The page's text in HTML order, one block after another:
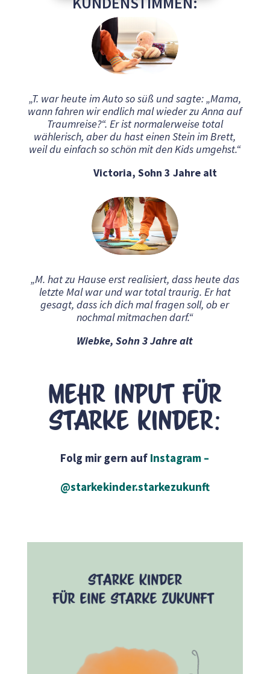
„T. war heute im Auto so süß und sagte: „Mama,
wann fahren wir endlich mal wieder zu Anna auf
Traumreise?“. Er ist normalerweise total
wählerisch, aber du hast einen Stein im Brett,
weil du einfach so schön mit den Kids umgehst.“
Victoria, Sohn 3 Jahre alt
„M. hat zu Hause erst realisiert, dass heute das
letzte Mal war und war total traurig. Er hat
gesagt, dass ich dich mal fragen soll, ob er
nochmal mitmachen darf.“
Wiebke, Sohn 3 Jahre alt
Mehr Input für
starke Kinder:
Folg mir gern auf Instagram –
@starkekinder.starkezukunft